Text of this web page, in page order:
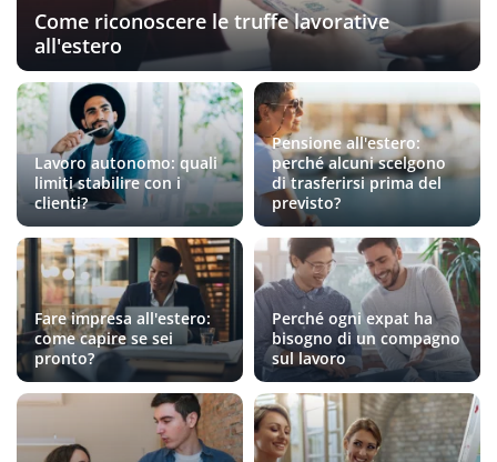
Come riconoscere le truffe lavorative
all'estero
Lavoro autonomo: quali
limiti stabilire con i
clienti?
Pensione all'estero:
perché alcuni scelgono
di trasferirsi prima del
previsto?
Fare impresa all'estero:
come capire se sei
pronto?
Perché ogni expat ha
bisogno di un compagno
sul lavoro